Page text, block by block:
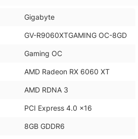
Gigabyte
GV-R9060XTGAMING OC-8GD
Gaming OC
AMD Radeon RX 6060 XT
AMD RDNA 3
PCI Express 4.0 x16
8GB GDDR6